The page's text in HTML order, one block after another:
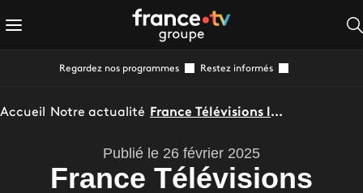
Regardez nos programmes Restez informés
Accueil Notre actualité France Télévisions lance la chaîne événementielle Martinique La 1ère Ultra-HD
Publié le 26 février 2025
France Télévisions